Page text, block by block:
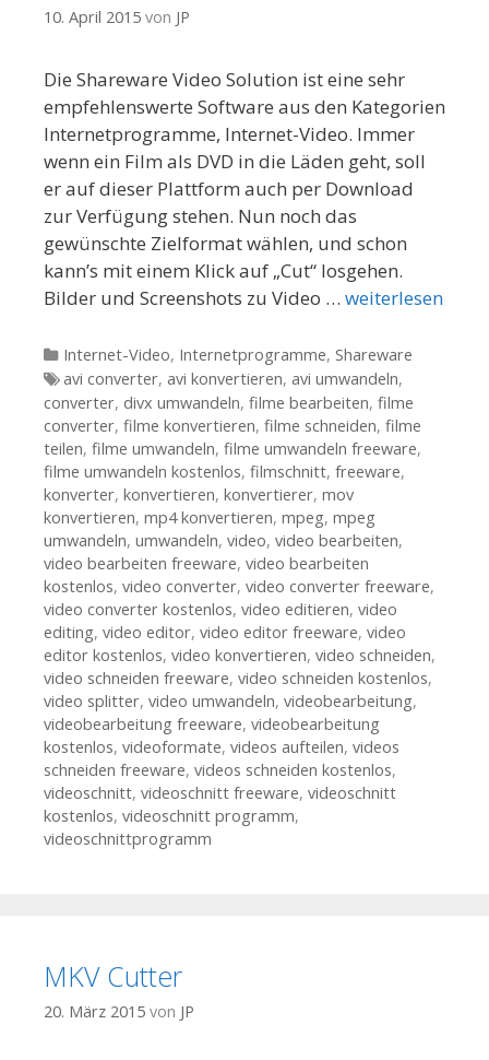
10. April 2015 von JP
Die Shareware Video Solution ist eine sehr
empfehlenswerte Software aus den Kategorien
Internetprogramme, Internet-Video. Immer
wenn ein Film als DVD in die Läden geht, soll
er auf dieser Plattform auch per Download
zur Verfügung stehen. Nun noch das
gewünschte Zielformat wählen, und schon
kann’s mit einem Klick auf „Cut“ losgehen.
Bilder und Screenshots zu Video … weiterlesen
Kategorien
Internet-Video, Internetprogramme, Shareware
Tags
avi converter, avi konvertieren, avi umwandeln,
converter, divx umwandeln, filme bearbeiten, filme
converter, filme konvertieren, filme schneiden, filme
teilen, filme umwandeln, filme umwandeln freeware,
filme umwandeln kostenlos, filmschnitt, freeware,
konverter, konvertieren, konvertierer, mov
konvertieren, mp4 konvertieren, mpeg, mpeg
umwandeln, umwandeln, video, video bearbeiten,
video bearbeiten freeware, video bearbeiten
kostenlos, video converter, video converter freeware,
video converter kostenlos, video editieren, video
editing, video editor, video editor freeware, video
editor kostenlos, video konvertieren, video schneiden,
video schneiden freeware, video schneiden kostenlos,
video splitter, video umwandeln, videobearbeitung,
videobearbeitung freeware, videobearbeitung
kostenlos, videoformate, videos aufteilen, videos
schneiden freeware, videos schneiden kostenlos,
videoschnitt, videoschnitt freeware, videoschnitt
kostenlos, videoschnitt programm,
videoschnittprogramm
MKV Cutter
20. März 2015 von JP